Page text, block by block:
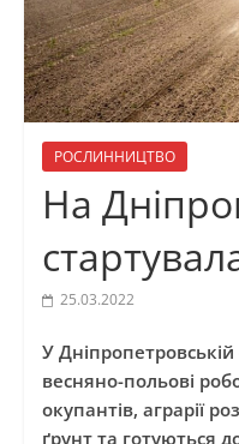
РОСЛИННИЦТВО
На
25.03.2022
У
весняно-польові
окупантів, аграрії
ґрунт та готуються